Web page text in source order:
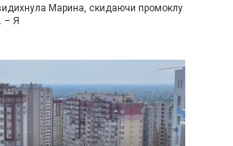
Марина, скидаючи промоклу
– Я